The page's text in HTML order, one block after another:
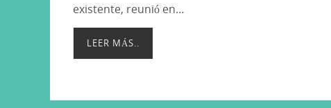
existente, reunió en…
LEER MÁS..